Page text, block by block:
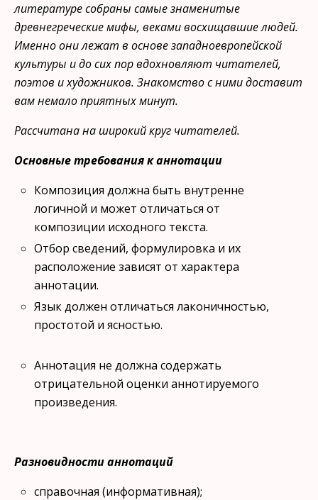
литературе собраны самые знаменитые
древнегреческие мифы, веками восхищавшие лю­дей.
Именно они лежат в основе западноевропейской
культуры и до сих пор вдохновляют читателей,
поэтов и художников. Знакомство с ними доставит
вам немало приятных минут.
Рассчитана на широкий круг читателей.
Основные требования к аннотации
Композиция должна быть внутренне
логичной и может от­личаться от
композиции исходного текста.
Отбор сведений, формулировка и их
расположение зависят от характера
аннотации.
Язык должен отличаться лаконичностью,
простотой и яс­ностью.
Аннотация не должна содержать
отрицательной оценки аннотируемого
произведения.
Разновидности аннотаций
справочная (информативная);